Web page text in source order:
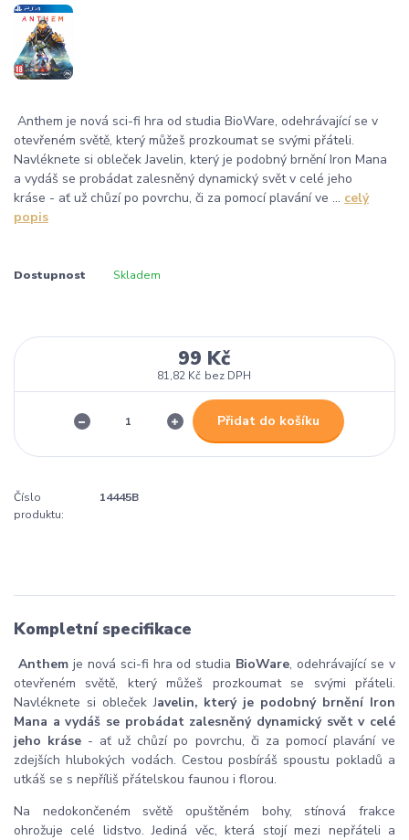
Anthem je nová sci-fi hra od studia BioWare, odehrávající se v
otevřeném světě, který můžeš prozkoumat se svými přáteli.
Navléknete si obleček Javelin, který je podobný brnění Iron Mana
a vydáš se probádat zalesněný dynamický svět v celé jeho
kráse - ať už chůzí po povrchu, či za pomocí plavání ve ... celý
popis
Dostupnost Skladem
99 Kč
81,82 Kč bez DPH
Přidat do košíku
Číslo
produktu:
14445B
Kompletní specifikace
Anthemje nová sci-fi hra od studia BioWare, odehrávající se v
otevřeném světě, který můžeš prozkoumat se svými přáteli.
Navléknete si obleček Javelin, který je podobný brnění Iron
Mana a vydáš se probádat zalesněný dynamický svět v celé
jeho kráse - ať už chůzí po povrchu, či za pomocí plavání ve
zdejších hlubokých vodách. Cestou posbíráš spoustu pokladů a
utkáš se s nepříliš přátelskou faunou i florou.
Na nedokončeném světě opuštěném bohy, stínová frakce
ohrožuje celé lidstvo. Jediná věc, která stojí mezi nepřáteli a